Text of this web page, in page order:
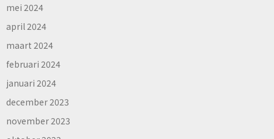
mei 2024
april 2024
maart 2024
februari 2024
januari 2024
december 2023
november 2023